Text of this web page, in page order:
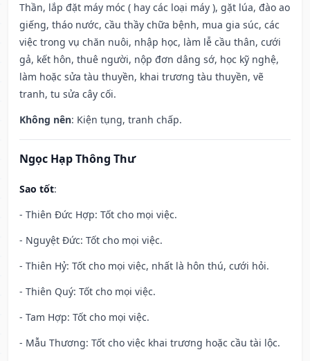
Thần, lắp đặt máy móc ( hay các loại máy ), gặt lúa, đào ao
giếng, tháo nước, cầu thầy chữa bệnh, mua gia súc, các
việc trong vụ chăn nuôi, nhập học, làm lễ cầu thân, cưới
gả, kết hôn, thuê người, nộp đơn dâng sớ, học kỹ nghệ,
làm hoặc sửa tàu thuyền, khai trương tàu thuyền, vẽ
tranh, tu sửa cây cối.
Không nên: Kiện tụng, tranh chấp.
Ngọc Hạp Thông Thư
Sao tốt:
- Thiên Đức Hợp: Tốt cho mọi việc.
- Nguyệt Đức: Tốt cho mọi việc.
- Thiên Hỷ: Tốt cho mọi việc, nhất là hôn thú, cưới hỏi.
- Thiên Quý: Tốt cho mọi việc.
- Tam Hợp: Tốt cho mọi việc.
- Mẫu Thương: Tốt cho việc khai trương hoặc cầu tài lộc.